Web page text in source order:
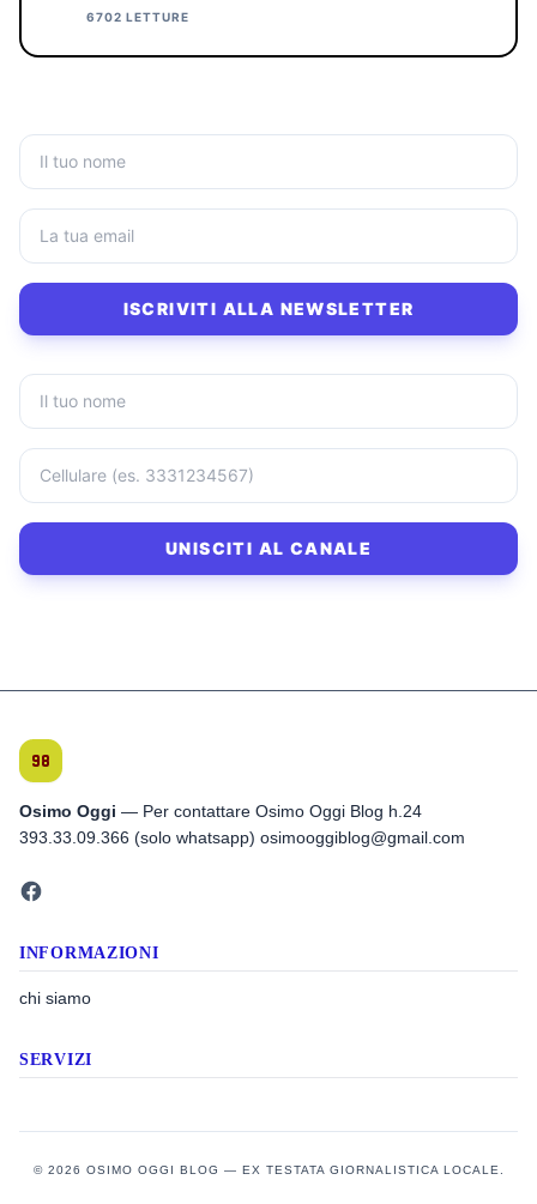
6702 LETTURE
ISCRIVITI ALLA NEWSLETTER
UNISCITI AL CANALE
Osimo Oggi — Per contattare Osimo Oggi Blog h.24
393.33.09.366 (solo whatsapp) osimooggiblog@gmail.com
INFORMAZIONI
chi siamo
SERVIZI
© 2026 OSIMO OGGI BLOG — EX TESTATA GIORNALISTICA LOCALE.